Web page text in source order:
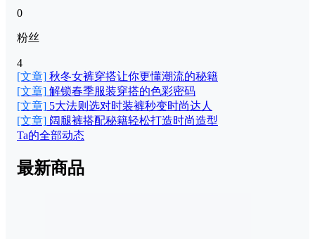
0
粉丝
4
[文章] 秋冬女裤穿搭让你更懂潮流的秘籍
[文章] 解锁春季服装穿搭的色彩密码
[文章] 5大法则选对时装裤秒变时尚达人
[文章] 阔腿裤搭配秘籍轻松打造时尚造型
Ta的全部动态
最新商品